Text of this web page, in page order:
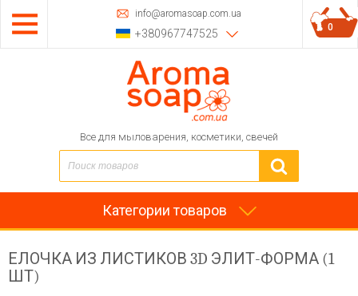
info@aromasoap.com.ua
+380967747525
Все для мыловарения, косметики, свечей
0
Категории товаров
ЕЛОЧКА ИЗ ЛИСТИКОВ 3D ЭЛИТ-ФОРМА (1
ШТ)